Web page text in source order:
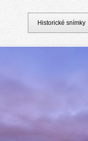
Historické snímky